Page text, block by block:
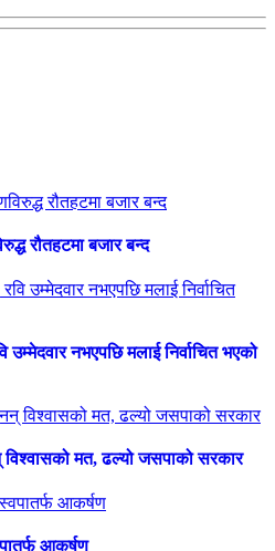
रौतहटमा बजार बन्द
नभएपछि मलाई निर्वाचित भएको
मत, ढल्यो जसपाको सरकार
आकर्षण